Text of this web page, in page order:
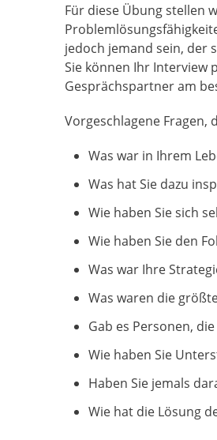
Für diese Übung stellen
jedoch jemand sein, der
Sie können Ihr Interview
Gesprächspartner am
Vorgeschlagene Fragen,
Was war in Ihrem
Was hat Sie dazu
Wie haben Sie sich
Wie haben Sie den
Was war Ihre
Was waren die
Gab es Personen,
Wie haben Sie
Haben Sie jemals
Wie hat die Lösung